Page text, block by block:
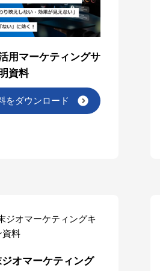
用マーケティングサ
資料
をダウンロード
オマーケティング